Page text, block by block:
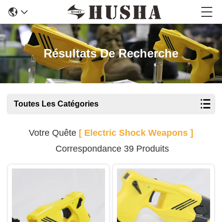
Résultats De Recherche
Toutes Les Catégories
Votre Quête [ Electric Shock Weapons ]
Correspondance 39 Produits